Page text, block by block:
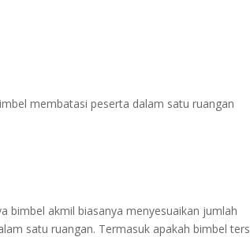
membatasi peserta dalam satu ruangan
bimbel akmil biasanya menyesuaikan jumlah
satu ruangan. Termasuk apakah bimbel